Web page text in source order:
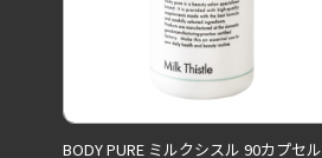
BODY PURE ミルクシスル 90カプセル